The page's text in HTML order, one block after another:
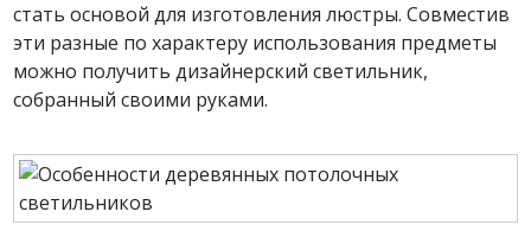
стать основой для изготовления люстры. Совместив
эти разные по характеру использования предметы
можно получить дизайнерский светильник,
собранный своими руками.